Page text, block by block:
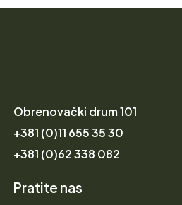
Obrenovački drum 101
+381 (0)11 655 35 30
+381 (0)62 338 082
Pratite nas